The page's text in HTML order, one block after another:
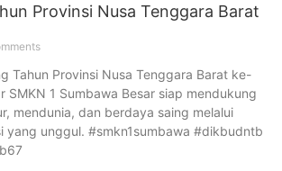
Provinsi Nusa Tenggara Barat
Tahun Provinsi Nusa Tenggara Barat ke-
SMKN 1 Sumbawa Besar siap mendukung
mendunia, dan berdaya saing melalui
yang unggul. #smkn1sumbawa #dikbudntb